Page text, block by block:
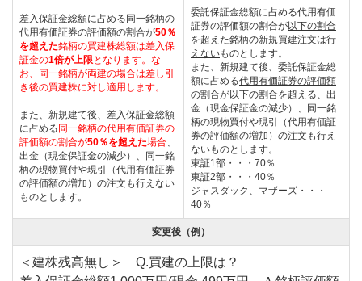
差入保証金総額に占める同一銘柄の
代用有価証券の評価額の割合が50％
を超えた銘柄の買建株総額は差入保
証金の1倍が上限となります。 な
お、同一銘柄が両建の場合は差し引
き後の買建株に対し適用します。
また、新規建て後、差入保証金総額
に占める 同一銘柄の代用有価証券の
評価額の割合が50％を超えた場合、
出金（現金保証金の減少）、同一銘
柄の現物買付や現引（代用有価証券
の評価額の増加）の注文も行えない
ものとします。
委託保証金総額に占める代用有価
証券の評価額の割合が以下の割合
を超えた銘柄の新規買建注文は行
えないものとします。
また、新規建て後、委託保証金総
額に占める代用有価証券の評価額
の割合が以下の割合を超える、出
金（現金保証金の減少）、同一銘
柄の現物買付や現引（代用有価証
券の評価額の増加）の注文も行え
ないものとします。
東証1部・・・70％
東証2部・・・40％
ジャスダック、マザーズ・・・
40％
変更後（例）
＜建株残高無し＞ Q.買建の上限は？